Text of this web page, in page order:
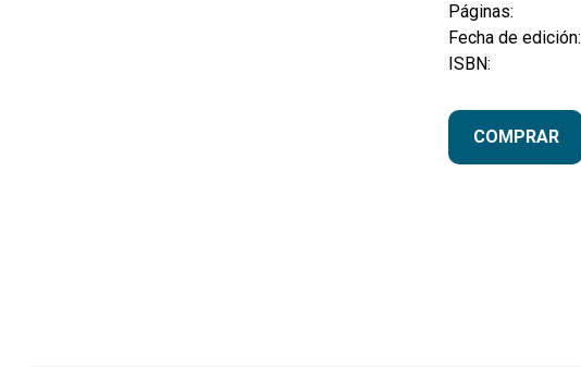
Páginas:
Fecha de edición:
ISBN:
COMPRAR